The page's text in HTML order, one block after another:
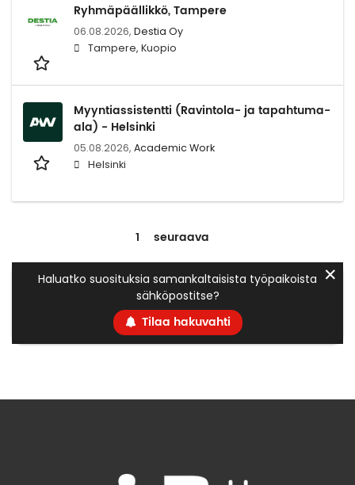
Ryhmäpäällikkö, Tampere
06.08.2026, Destia Oy
Tampere, Kuopio
Myyntiassistentti (Ravintola- ja tapahtuma-
ala) - Helsinki
05.08.2026, Academic Work
Helsinki
1 seuraava
Haluatko suosituksia samankaltaisista työpaikoista
sähköpostitse?
Tilaa hakuvahti
✕